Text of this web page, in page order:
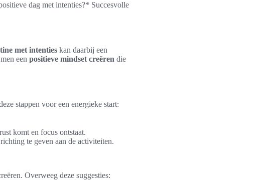
dag met intenties?* Succesvolle
met intenties kan daarbij een
een positieve mindset creëren die
stappen voor een energieke start:
komt en focus ontstaat.
te geven aan de activiteiten.
Overweeg deze suggesties: